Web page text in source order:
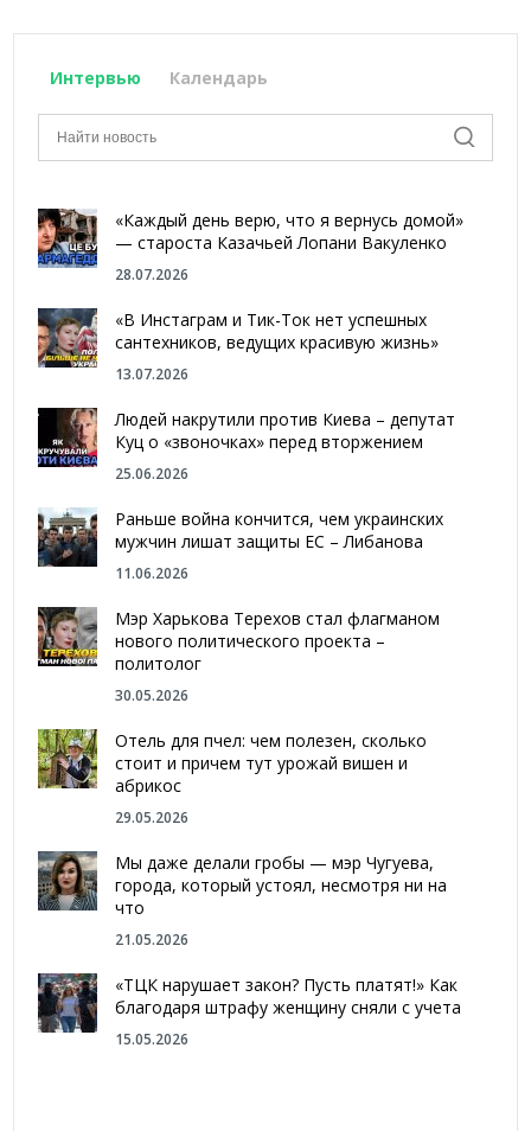
Интервью Календарь
«Каждый день верю, что я вернусь домой»
— староста Казачьей Лопани Вакуленко
28.07.2026
«В Инстаграм и Тик-Ток нет успешных
сантехников, ведущих красивую жизнь»
13.07.2026
Людей накрутили против Киева – депутат
Куц о «звоночках» перед вторжением
25.06.2026
Раньше война кончится, чем украинских
мужчин лишат защиты ЕС – Либанова
11.06.2026
Мэр Харькова Терехов стал флагманом
нового политического проекта –
политолог
30.05.2026
Отель для пчел: чем полезен, сколько
стоит и причем тут урожай вишен и
абрикос
29.05.2026
Мы даже делали гробы — мэр Чугуева,
города, который устоял, несмотря ни на
что
21.05.2026
«ТЦК нарушает закон? Пусть платят!» Как
благодаря штрафу женщину сняли с учета
15.05.2026